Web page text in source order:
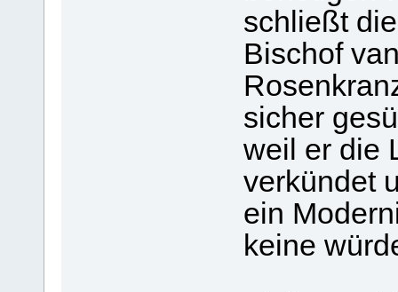
schließt
Bischof
sicher
weil er die
verkündet
ein
keine